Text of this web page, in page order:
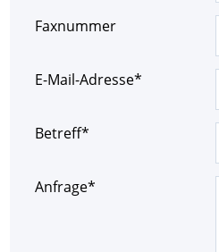
Faxnummer
Pflichtfeld
E-Mail-Adresse*
Pflichtfeld
Betreff*
Pflichtfeld
Anfrage*